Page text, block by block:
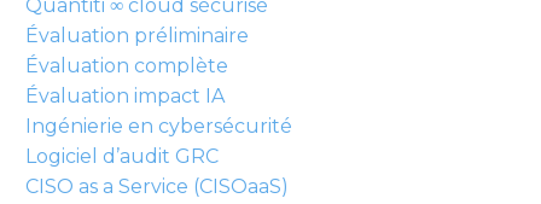
Quantiti ∞ cloud sécurisé
Évaluation préliminaire
Évaluation complète
Évaluation impact IA
Ingénierie en cybersécurité
Logiciel d’audit GRC
CISO as a Service (CISOaaS)